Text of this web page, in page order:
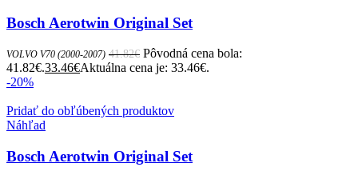
Bosch Aerotwin Original Set
VOLVO V70 (2000-2007) 41.82€ Pôvodná cena bola:
41.82€.33.46€Aktuálna cena je: 33.46€.
-20%
Pridať do obľúbených produktov
Náhľad
Bosch Aerotwin Original Set